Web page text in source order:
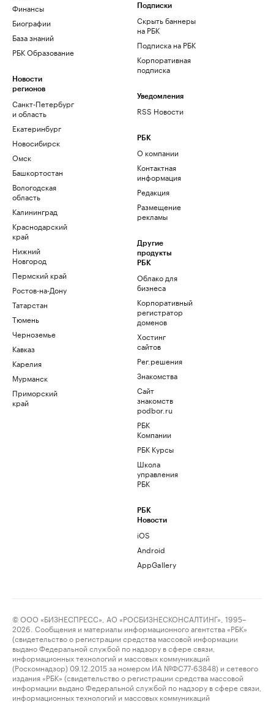
Финансы
Биографии
База знаний
РБК Образование
Новости
регионов
Санкт-Петербург
и область
Екатеринбург
Новосибирск
Омск
Башкортостан
Вологодская
область
Калининград
Краснодарский
край
Нижний
Новгород
Пермский край
Ростов-на-Дону
Татарстан
Тюмень
Черноземье
Кавказ
Карелия
Мурманск
Приморский
край
Подписки
Скрыть баннеры
на РБК
Подписка на РБК
Корпоративная
подписка
Уведомления
RSS Новости
РБК
О компании
Контактная
информация
Редакция
Размещение
рекламы
Другие
продукты
РБК
Облако для
бизнеса
Корпоративный
регистратор
доменов
Хостинг
сайтов
Рег.решения
Знакомства
Сайт
знакомств
podbor.ru
РБК
Компании
РБК Курсы
Школа
управления
РБК
РБК
Новости
iOS
Android
AppGallery
© ООО «БИЗНЕСПРЕСС», АО «РОСБИЗНЕСКОНСАЛТИНГ», 1995–
2026. Сообщения и материалы информационного агентства «РБК»
(свидетельство о регистрации средства массовой информации
выдано Федеральной службой по надзору в сфере связи,
информационных технологий и массовых коммуникаций
(Роскомнадзор) 09.12.2015 за номером ИА №ФС77-63848) и сетевого
издания «РБК» (свидетельство о регистрации средства массовой
информации выдано Федеральной службой по надзору в сфере связи,
информационных технологий и массовых коммуникаций